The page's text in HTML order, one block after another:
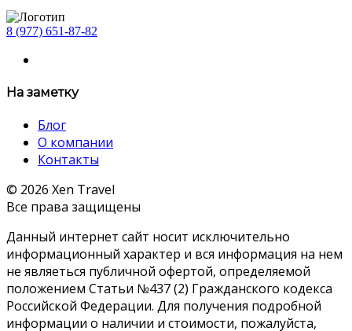
8 (977) 651-87-82
На заметку
Блог
О компании
Контакты
© 2026 Xen Travel
Все права защищены
Данный интернет сайт носит исключительно
информационный характер и вся информация на нем
не являеться публичной офертой, определяемой
положением Статьи №437 (2) Гражданского кодекса
Российской Федерации. Для получения подробной
информации о наличии и стоимости, пожалуйста,